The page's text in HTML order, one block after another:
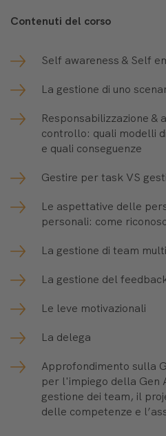
Contenuti del corso
Self awareness & Self
La gestione di uno
Responsabilizzazione &
controllo: quali modelli
e quali conseguenze
Gestire per task VS
Le aspettative delle
personali: come
La gestione di team
La gestione del
Le leve motivazionali
La delega
Approfondimento sulla
per l'impiego della Gen
gestione dei team, il
delle competenze e